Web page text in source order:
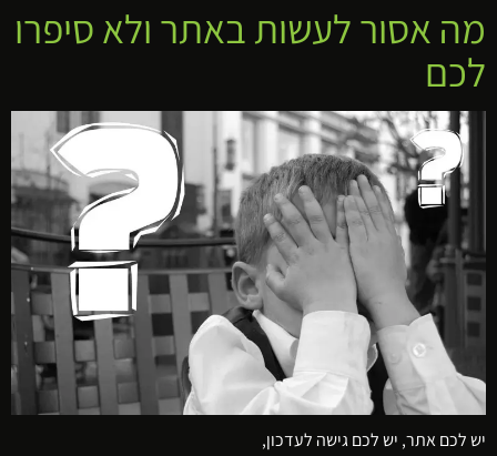
מה אסור לעשות באתר ולא סיפרו
לכם
יש לכם אתר, יש לכם גישה לעדכון,